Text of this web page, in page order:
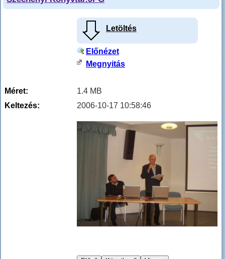
Letöltés
Előnézet
Megnyitás
Méret:
1.4 MB
Keltezés:
2006-10-17 10:58:46